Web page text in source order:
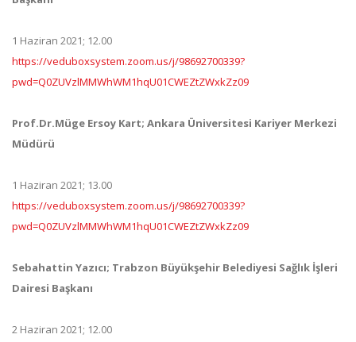
1 Haziran 2021; 12.00
https://veduboxsystem.zoom.us/j/98692700339?
pwd=Q0ZUVzlMMWhWM1hqU01CWEZtZWxkZz09
Prof.Dr.Müge Ersoy Kart; Ankara Üniversitesi Kariyer Merkezi
Müdürü
1 Haziran 2021; 13.00
https://veduboxsystem.zoom.us/j/98692700339?
pwd=Q0ZUVzlMMWhWM1hqU01CWEZtZWxkZz09
Sebahattin Yazıcı; Trabzon Büyükşehir Belediyesi Sağlık İşleri
Dairesi Başkanı
2 Haziran 2021; 12.00